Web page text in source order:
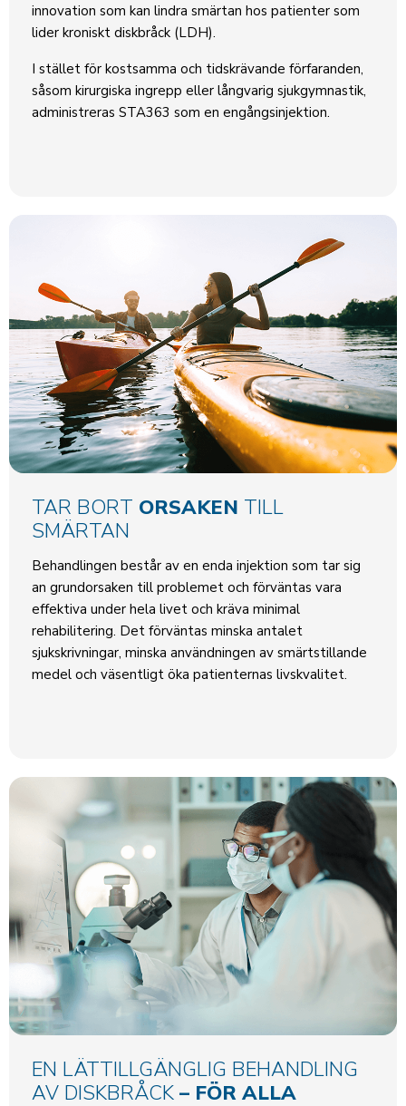
innovation som kan lindra smärtan hos patienter som
lider kroniskt diskbråck (LDH).
I stället för kostsamma och tidskrävande förfaranden,
såsom kirurgiska ingrepp eller långvarig sjukgymnastik,
administreras STA363 som en engångsinjektion.
TAR BORT ORSAKEN TILL
SMÄRTAN
Behandlingen består av en enda injektion som tar sig
an grundorsaken till problemet och förväntas vara
effektiva under hela livet och kräva minimal
rehabilitering. Det förväntas minska antalet
sjukskrivningar, minska användningen av smärtstillande
medel och väsentligt öka patienternas livskvalitet.
EN LÄTTILLGÄNGLIG BEHANDLING
AV DISKBRÅCK – FÖR ALLA